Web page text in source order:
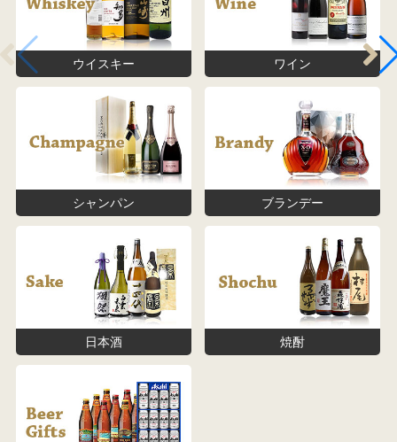
ウイスキー ワイン
シャンパン ブランデー
日本酒 焼酎